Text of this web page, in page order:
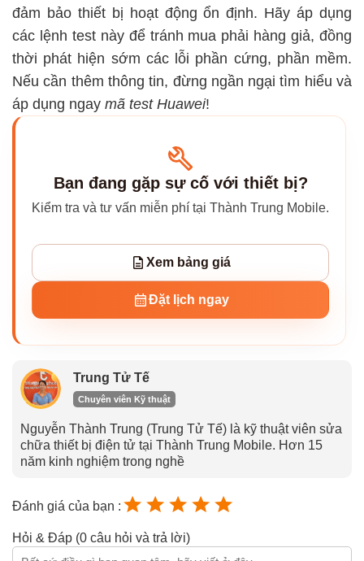
đảm bảo thiết bị hoạt động ổn định. Hãy áp dụng
các lệnh test này để tránh mua phải hàng giả, đồng
thời phát hiện sớm các lỗi phần cứng, phần mềm.
Nếu cần thêm thông tin, đừng ngần ngại tìm hiểu và
áp dụng ngay mã test Huawei!
Bạn đang gặp sự cố với thiết bị?
Kiểm tra và tư vấn miễn phí tại Thành Trung Mobile.
Xem bảng giá
Đặt lịch ngay
Trung Tử Tế
Chuyên viên Kỹ thuật
Nguyễn Thành Trung (Trung Tử Tế) là kỹ thuật viên sửa
chữa thiết bị điện tử tại Thành Trung Mobile. Hơn 15
năm kinh nghiệm trong nghề
Đánh giá của bạn :
Hỏi & Đáp (0 câu hỏi và trả lời)